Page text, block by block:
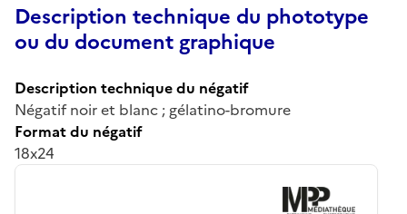
Description technique du phototype
ou du document graphique
Description technique du négatif
Négatif noir et blanc ; gélatino-bromure
Format du négatif
18x24